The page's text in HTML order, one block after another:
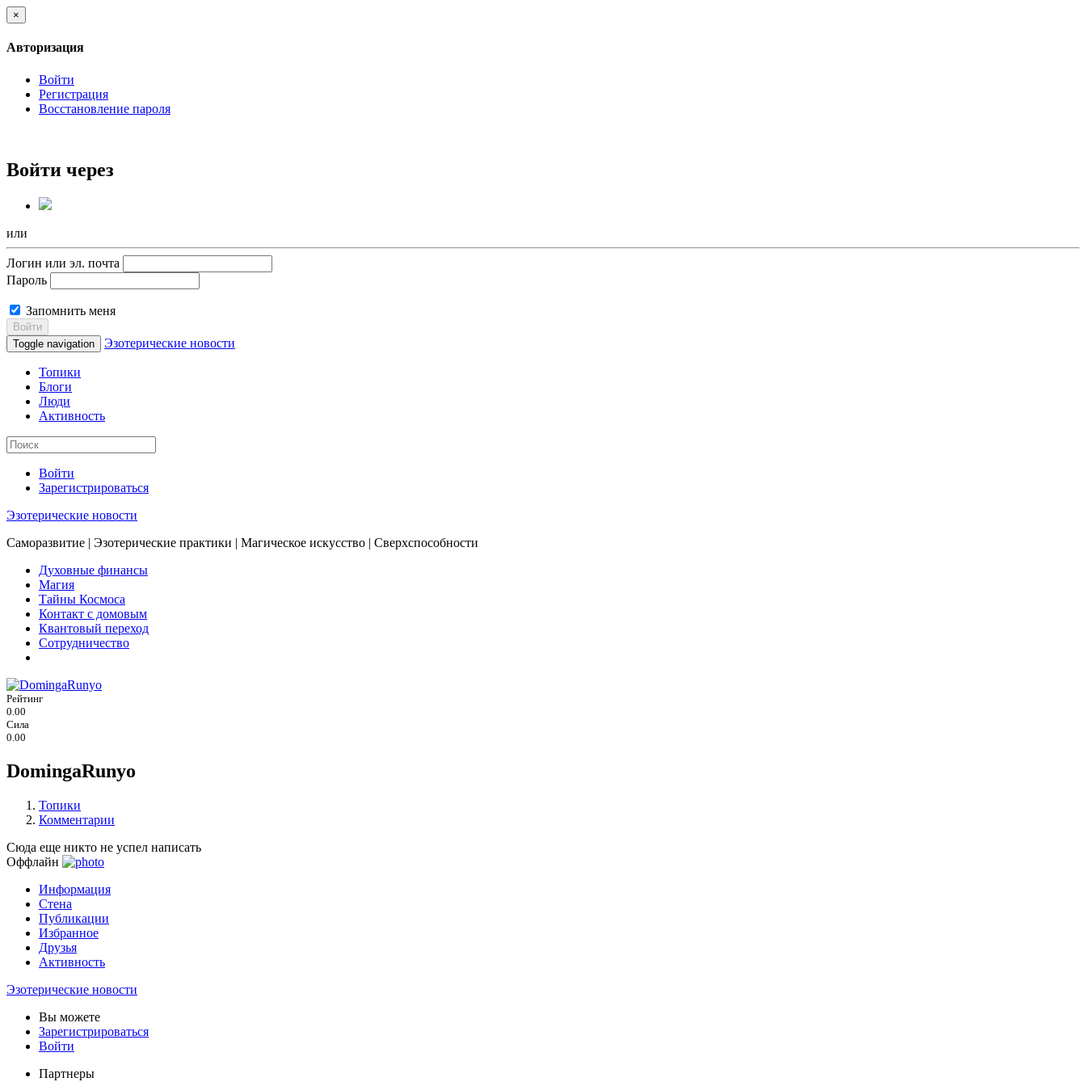
×
Авторизация
Войти
Регистрация
Восстановление пароля
Войти через
или
Логин или эл. почта
Пароль
Запомнить меня
Войти
Toggle navigation
Эзотерические новости
Топики
Блоги
Люди
Активность
Войти
Зарегистрироваться
Эзотерические новости
Саморазвитие | Эзотерические практики | Магическое искусство | Сверхспособности
Духовные финансы
Магия
Тайны Космоса
Контакт с домовым
Квантовый переход
Сотрудничество
Рейтинг
0.00
Сила
0.00
DomingaRunyo
Топики
Комментарии
Сюда еще никто не успел написать
Оффлайн
Информация
Стена
Публикации
Избранное
Друзья
Активность
Эзотерические новости
Вы можете
Зарегистрироваться
Войти
Партнеры